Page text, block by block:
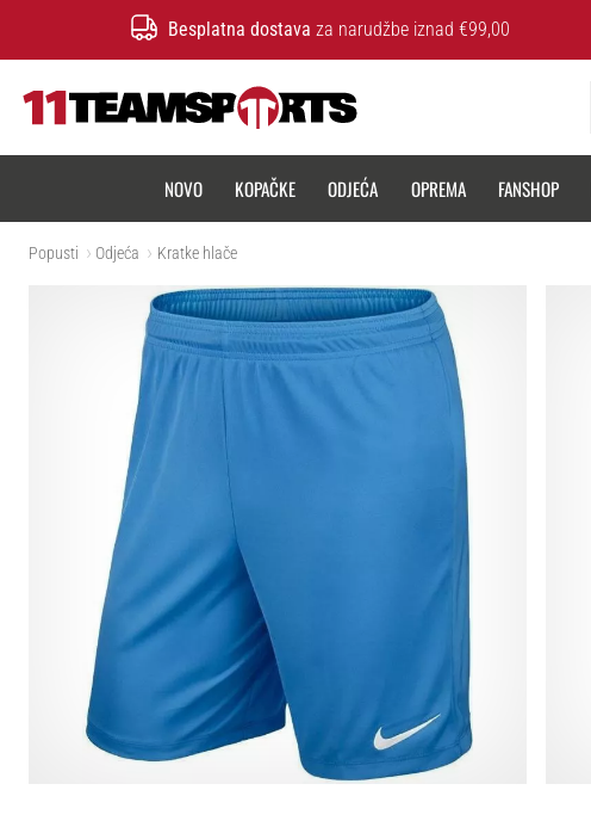
Besplatna dostava za narudžbe iznad €99,00
NOVO KOPAČKE ODJEĆA OPREMA FANSHOP
Popusti Odjeća Kratke hlače